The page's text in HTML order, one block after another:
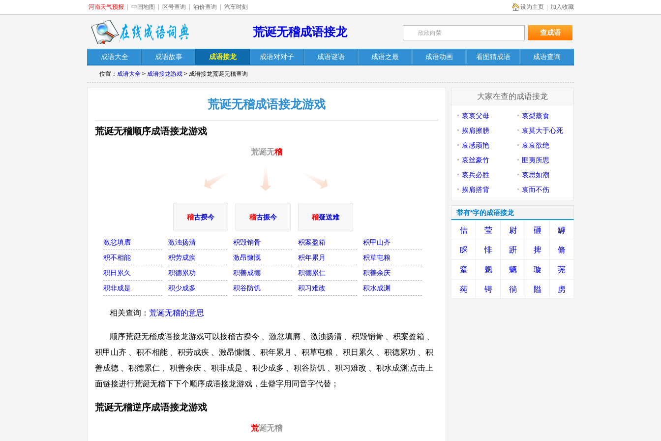
河南天气预报 中国地图 区号查询 油价查询 汽车时刻 加入收藏
设为主页
荒诞无稽成语接龙
成语大全 成语故事 成语接龙 成语对对子 成语谜语 成语之最 成语动画 看图猜成语 成语查询
位置： 成语大全 > 成语接龙游戏 > 成语接龙荒诞无稽查询
荒诞无稽成语接龙游戏
荒诞无稽顺序成语接龙游戏
荒诞无稽
稽古揆今 稽古振今 稽疑送难
激忿填膺 激浊扬清 积毁销骨 积案盈箱
积甲山齐
积不相能
积劳成疾 激昂慷慨 积年累月
积草屯粮
积日累久
积德累功 积善成德 积德累仁
积善余庆
积非成是
积少成多 积谷防饥 积习难改 积水成渊
相关查询： 荒诞无稽的意思
顺序荒诞无稽成语接龙游戏可以接稽古揆今 、激忿填膺 、激浊扬清 、积毁销骨 、积案盈箱 、
积甲山齐 、积不相能 、积劳成疾 、激昂慷慨 、积年累月 、积草屯粮 、积日累久 、积德累功 、积
善成德 、积德累仁 、积善余庆 、积非成是 、积少成多 、积谷防饥 、积习难改 、积水成渊;点击上
面链接进行荒诞无稽下下个顺序成语接龙游戏，生僻字用同音字代替；
荒诞无稽逆序成语接龙游戏
荒诞无稽
大家在查的成语接龙
哀哀父母
哀梨蒸食
挨肩擦膀
哀莫大于心死
哀感顽艳
哀哀欲绝
哀丝豪竹
匪夷所思
哀兵必胜
哀思如潮
挨肩搭背
哀而不伤
带有*字的成语接龙
佶 莹 尉 砸 罅
睬 悱 趼 捭 脩
窒 魍 魉 璇 荛
莼 锷 徜 隘 虏